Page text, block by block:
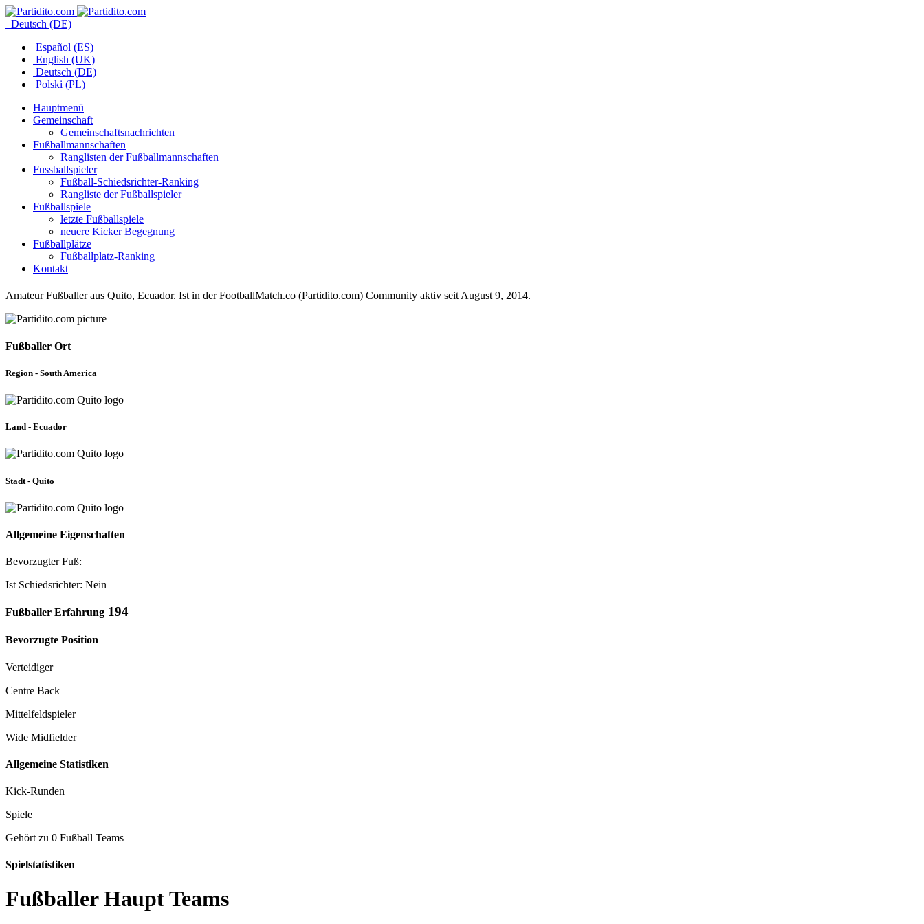
Deutsch (DE)
Español (ES)
English (UK)
Deutsch (DE)
Polski (PL)
Hauptmenü
Gemeinschaft
Gemeinschaftsnachrichten
Fußballmannschaften
Ranglisten der Fußballmannschaften
Fussballspieler
Fußball-Schiedsrichter-Ranking
Rangliste der Fußballspieler
Fußballspiele
letzte Fußballspiele
neuere Kicker Begegnung
Fußballplätze
Fußballplatz-Ranking
Kontakt
Amateur Fußballer aus Quito, Ecuador. Ist in der FootballMatch.co (Partidito.com) Community aktiv seit August 9, 2014.
Fußballer Ort
Region - South America
Land - Ecuador
Stadt - Quito
Allgemeine Eigenschaften
Bevorzugter Fuß:
Ist Schiedsrichter: Nein
Fußballer Erfahrung 194
Bevorzugte Position
Verteidiger
Centre Back
Mittelfeldspieler
Wide Midfielder
Allgemeine Statistiken
Kick-Runden
Spiele
Gehört zu 0 Fußball Teams
Spielstatistiken
Fußballer Haupt Teams